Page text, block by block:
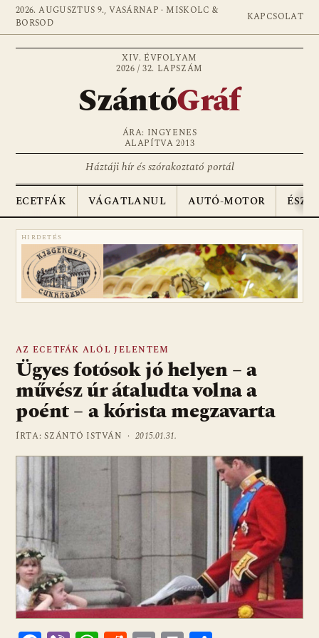
2026. AUGUSZTUS 9., VASÁRNAP · MISKOLC &
BORSOD
KAPCSOLAT
XIV. ÉVFOLYAM
2026 / 32. LAPSZÁM
SzántóGráf
ÁRA: INGYENES
ALAPÍTVA 2013
Háztáji hír és szórakoztató portál
ECETFÁK VÁGATLANUL AUTÓ-MOTOR
HIRDETÉS
AZ ECETFÁK ALÓL JELENTEM
Ügyes fotósok jó helyen – a
művész úr átaludta volna a
poént – a kórista megzavarta
ÍRTA: SZÁNTÓ ISTVÁN ·2015.01.31.